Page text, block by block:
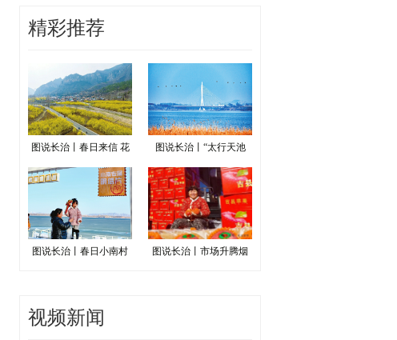
精彩推荐
图说长治丨春日来信 花 图说长治丨“太行天池
图说长治丨春日小南村 图说长治丨市场升腾烟
视频新闻